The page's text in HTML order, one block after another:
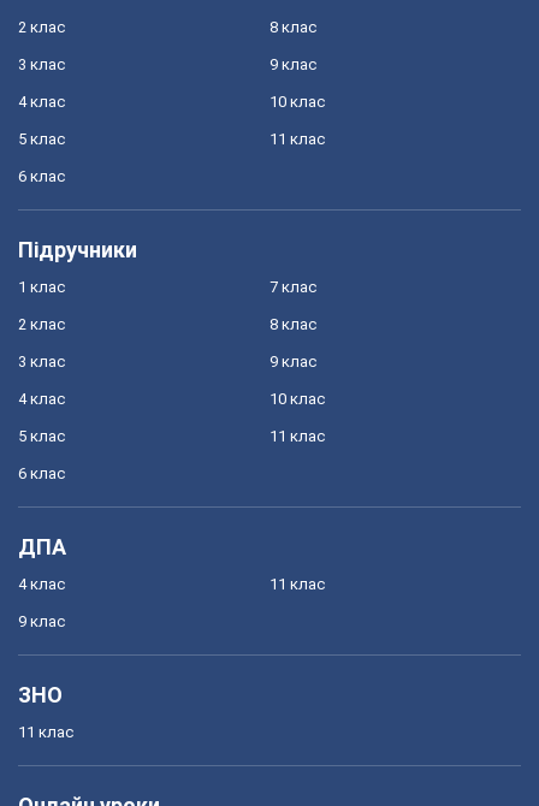
2 клас
3 клас
4 клас
5 клас
6 клас
8 клас
9 клас
10 клас
11 клас
Підручники
1 клас
2 клас
3 клас
4 клас
5 клас
6 клас
7 клас
8 клас
9 клас
10 клас
11 клас
ДПА
4 клас
9 клас
11 клас
ЗНО
11 клас